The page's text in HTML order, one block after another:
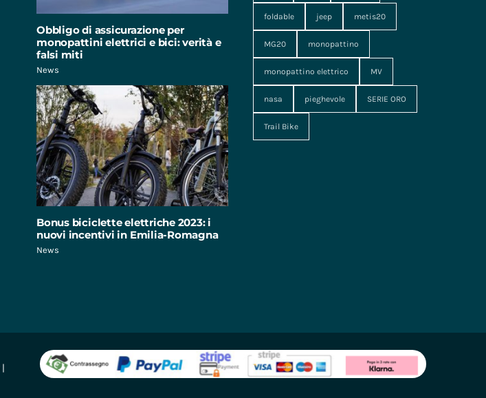
Obbligo di assicurazione per
monopattini elettrici e bici: verità e
falsi miti
News
Bonus biciclette elettriche 2023: i
nuovi incentivi in Emilia-Romagna
News
foldable jeep metis20
MG20 monopattino
monopattino elettrico MV
nasa pieghevole SERIE ORO
Trail Bike
|